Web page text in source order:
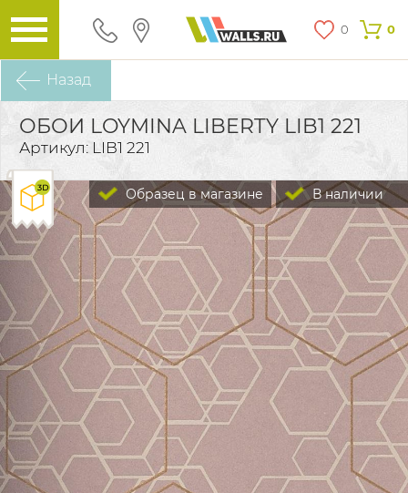
0 0
Назад
ОБОИ LOYMINA LIBERTY LIB1 221
Артикул: LIB1 221
В наличии
Образец в магазине